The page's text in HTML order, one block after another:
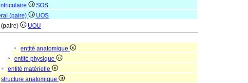
SOS
(paire)
UOS
UOU
entité anatomique
entité physique
entité matérielle
structure anatomique